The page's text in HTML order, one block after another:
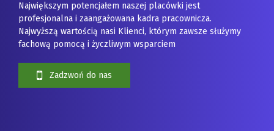
Największym potencjałem naszej placówki jest
profesjonalna i zaangażowana kadra pracownicza.
Najwyższą wartością nasi Klienci, którym zawsze służymy
fachową pomocą i życzliwym wsparciem
Zadzwoń do nas